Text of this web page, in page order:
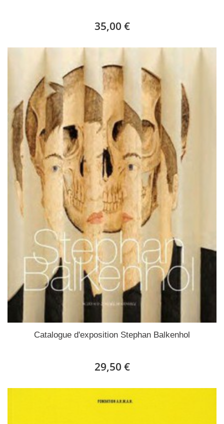
35,00 €
Catalogue d'exposition Stephan Balkenhol
29,50 €